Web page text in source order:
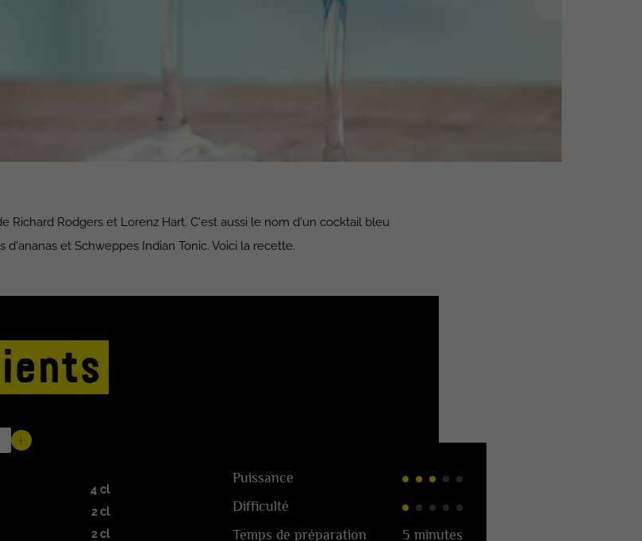
Richard Rodgers et Lorenz Hart. C'est aussi le nom d'un cocktail bleu
d'ananas et Schweppes Indian Tonic. Voici la recette.
4 cl
2 cl
2 cl
Puissance
Difficulté
Temps de préparation
5 minutes